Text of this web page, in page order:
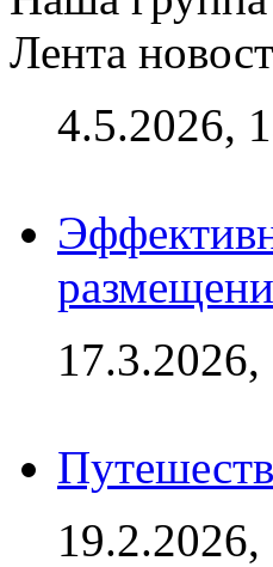
Лента
4.5.2026,
19.2.2026,